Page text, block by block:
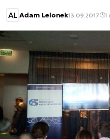
AL Adam Lelonek13.09.2017 1